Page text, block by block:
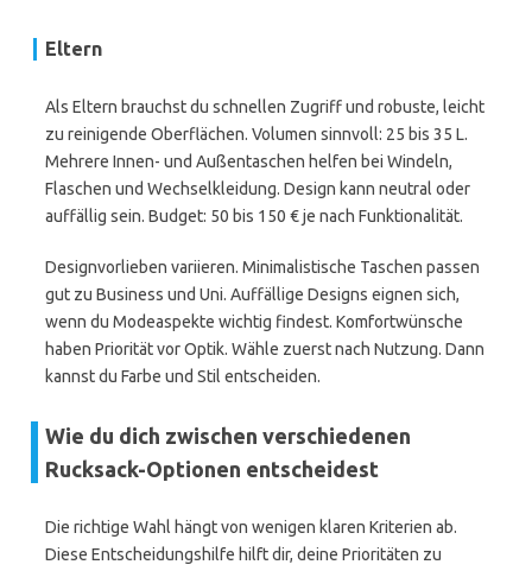
Eltern
Als Eltern brauchst du schnellen Zugriff und robuste, leicht
zu reinigende Oberflächen. Volumen sinnvoll: 25 bis 35 L.
Mehrere Innen- und Außentaschen helfen bei Windeln,
Flaschen und Wechselkleidung. Design kann neutral oder
auffällig sein. Budget: 50 bis 150 € je nach Funktionalität.
Designvorlieben variieren. Minimalistische Taschen passen
gut zu Business und Uni. Auffällige Designs eignen sich,
wenn du Modeaspekte wichtig findest. Komfortwünsche
haben Priorität vor Optik. Wähle zuerst nach Nutzung. Dann
kannst du Farbe und Stil entscheiden.
Wie du dich zwischen verschiedenen
Rucksack-Optionen entscheidest
Die richtige Wahl hängt von wenigen klaren Kriterien ab.
Diese Entscheidungshilfe hilft dir, deine Prioritäten zu